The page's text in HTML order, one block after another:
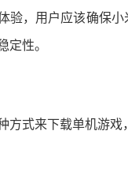
验，用户应该确保
定性。
方式来下载单机游戏